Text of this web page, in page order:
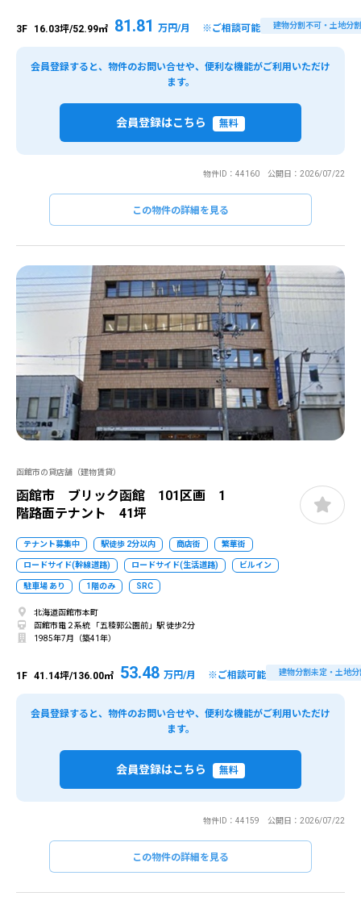
3F 16.03坪/52.99㎡ 81.81 万円/月 ※ご相談可能 建物分割不可・土地分
会員登録すると、物件のお問い合せや、便利な機能がご利用いただけ
ます。
会員登録はこちら 無料
物件ID：44160 公開日：2026/07/22
この物件の詳細を見る
函館市の貸店舗（建物賃貸）
函館市 ブリック函館 101区画 1
階路面テナント 41坪
テナント募集中 駅徒歩 2分以内 商店街 繁華街
ロードサイド(幹線道路) ロードサイド(生活道路) ビルイン
駐車場 あり 1階のみ SRC
北海道函館市本町
函館市電２系統 「五稜郭公園前」駅 徒歩2分
1985年7月（築41年）
1F 41.14坪/136.00㎡ 53.48 万円/月 ※ご相談可能 建物分割未定・土地分
会員登録すると、物件のお問い合せや、便利な機能がご利用いただけ
ます。
会員登録はこちら 無料
物件ID：44159 公開日：2026/07/22
この物件の詳細を見る